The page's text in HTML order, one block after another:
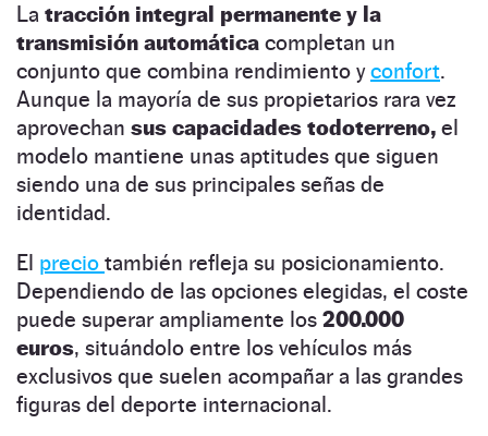
La tracción integral permanente y la
transmisión automática completan un
conjunto que combina rendimiento yconfort.
Aunque la mayoría de sus propietarios rara vez
aprovechan sus capacidades todoterreno, el
modelo mantiene unas aptitudes que siguen
siendo una de sus principales señas de
identidad.
El precio también refleja su posicionamiento.
Dependiendo de las opciones elegidas, el coste
puede superar ampliamente los 200.000
euros, situándolo entre los vehículos más
exclusivos que suelen acompañar a las grandes
figuras del deporte internacional.